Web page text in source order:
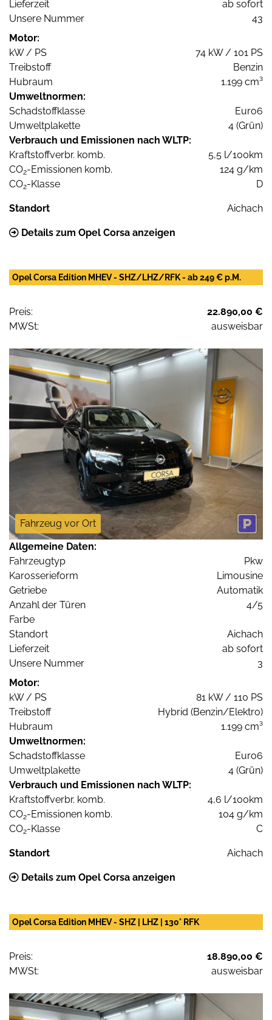
Lieferzeit
ab sofort
Unsere Nummer
43
Motor:
kW / PS
74 kW / 101 PS
Treibstoff
Benzin
Hubraum
1.199 cm³
Umweltnormen:
Schadstoffklasse
Euro6
Umweltplakette
4 (Grün)
Verbrauch und Emissionen nach WLTP:
Kraftstoffverbr. komb.
5,5 l/100km
CO2-Emissionen komb.
124 g/km
CO2-Klasse D
Standort Aichach
Details zum Opel Corsa anzeigen
Opel Corsa Edition MHEV - SHZ/LHZ/RFK - ab 249 € p.M.
Preis:
22.890,00 €
MWSt:
ausweisbar
Fahrzeug vor Ort
Allgemeine Daten:
Fahrzeugtyp
Pkw
Karosserieform
Limousine
Getriebe
Automatik
Anzahl der Türen
4/5
Farbe
Standort
Aichach
Lieferzeit
ab sofort
Unsere Nummer
3
Motor:
kW / PS
81 kW / 110 PS
Treibstoff
Hybrid (Benzin/Elektro)
Hubraum
1.199 cm³
Umweltnormen:
Schadstoffklasse
Euro6
Umweltplakette
4 (Grün)
Verbrauch und Emissionen nach WLTP:
Kraftstoffverbr. komb.
4,6 l/100km
CO2-Emissionen komb.
104 g/km
CO2-Klasse C
Standort Aichach
Details zum Opel Corsa anzeigen
Opel Corsa Edition MHEV - SHZ | LHZ | 130° RFK
Preis:
18.890,00 €
MWSt:
ausweisbar